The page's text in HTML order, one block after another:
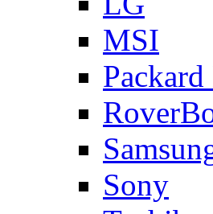
MSI
Sony